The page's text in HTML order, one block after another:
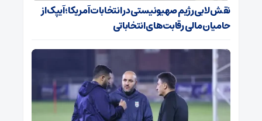
نقش لابی رژیم صهیونیستی در انتخابات آمریکا؛ آیپک از
حامیان مالی رقابت‌های انتخاباتی